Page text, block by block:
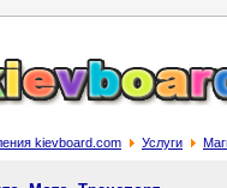
kievboard.com Услуги